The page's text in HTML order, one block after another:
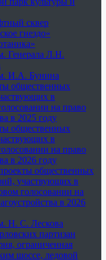
сквер
гнездо»
Генерала Л.Н.
И.А. Бунина
общественных
в
на право
в 2025 году
общественных
в
на право
в 2026 году
общественных
участвующих в
голосовании на
в 2026
Н. С. Лескова
партизан
ограниченная
шоссе, ледовой